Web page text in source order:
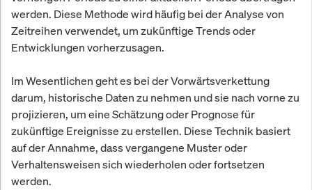
werden. Diese Methode wird häufig bei der Analyse von
Zeitreihen verwendet, um zukünftige Trends oder
Entwicklungen vorherzusagen.
Im Wesentlichen geht es bei der Vorwärtsverkettung
darum, historische Daten zu nehmen und sie nach vorne zu
projizieren, um eine Schätzung oder Prognose für
zukünftige Ereignisse zu erstellen. Diese Technik basiert
auf der Annahme, dass vergangene Muster oder
Verhaltensweisen sich wiederholen oder fortsetzen
werden.